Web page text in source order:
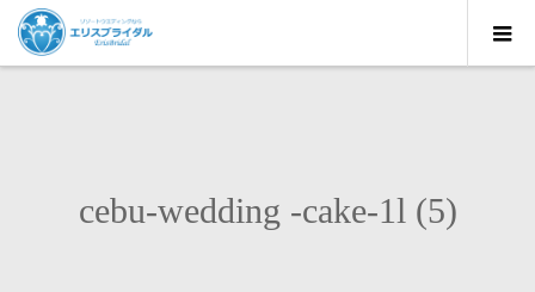
cebu-wedding -cake-1l (5)